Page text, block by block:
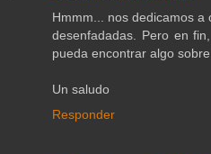
Hmmm... nos dedicamos
desenfadadas. Pero en
pueda encontrar algo sobre
Un saludo
Responder